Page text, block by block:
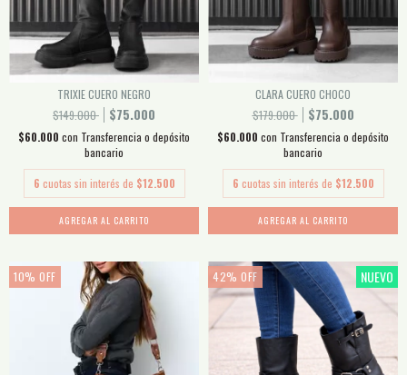
TRIXIE CUERO NEGRO
$149.000
$75.000
$60.000 con Transferencia o depósito
bancario
6 cuotas sin interés de $12.500
AGREGAR AL CARRITO
CLARA CUERO CHOCO
$179.000
$75.000
$60.000 con Transferencia o depósito
bancario
6 cuotas sin interés de $12.500
AGREGAR AL CARRITO
10% OFF 42% OFF NUEVO